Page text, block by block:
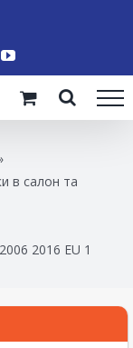
в салон та
2016 EU 1